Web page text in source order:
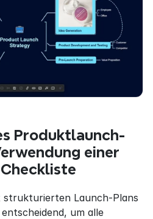
Produktlaunch-
einer
strukturierten Launch-Plans
um alle